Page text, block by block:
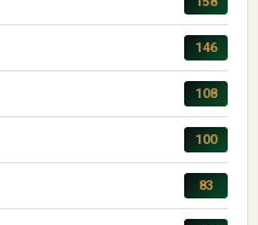
146
108
100
83